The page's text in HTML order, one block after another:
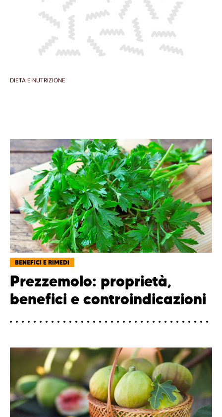
DIETA E NUTRIZIONE
BENEFICI E RIMEDI
Prezzemolo: proprietà,
benefici e controindicazioni